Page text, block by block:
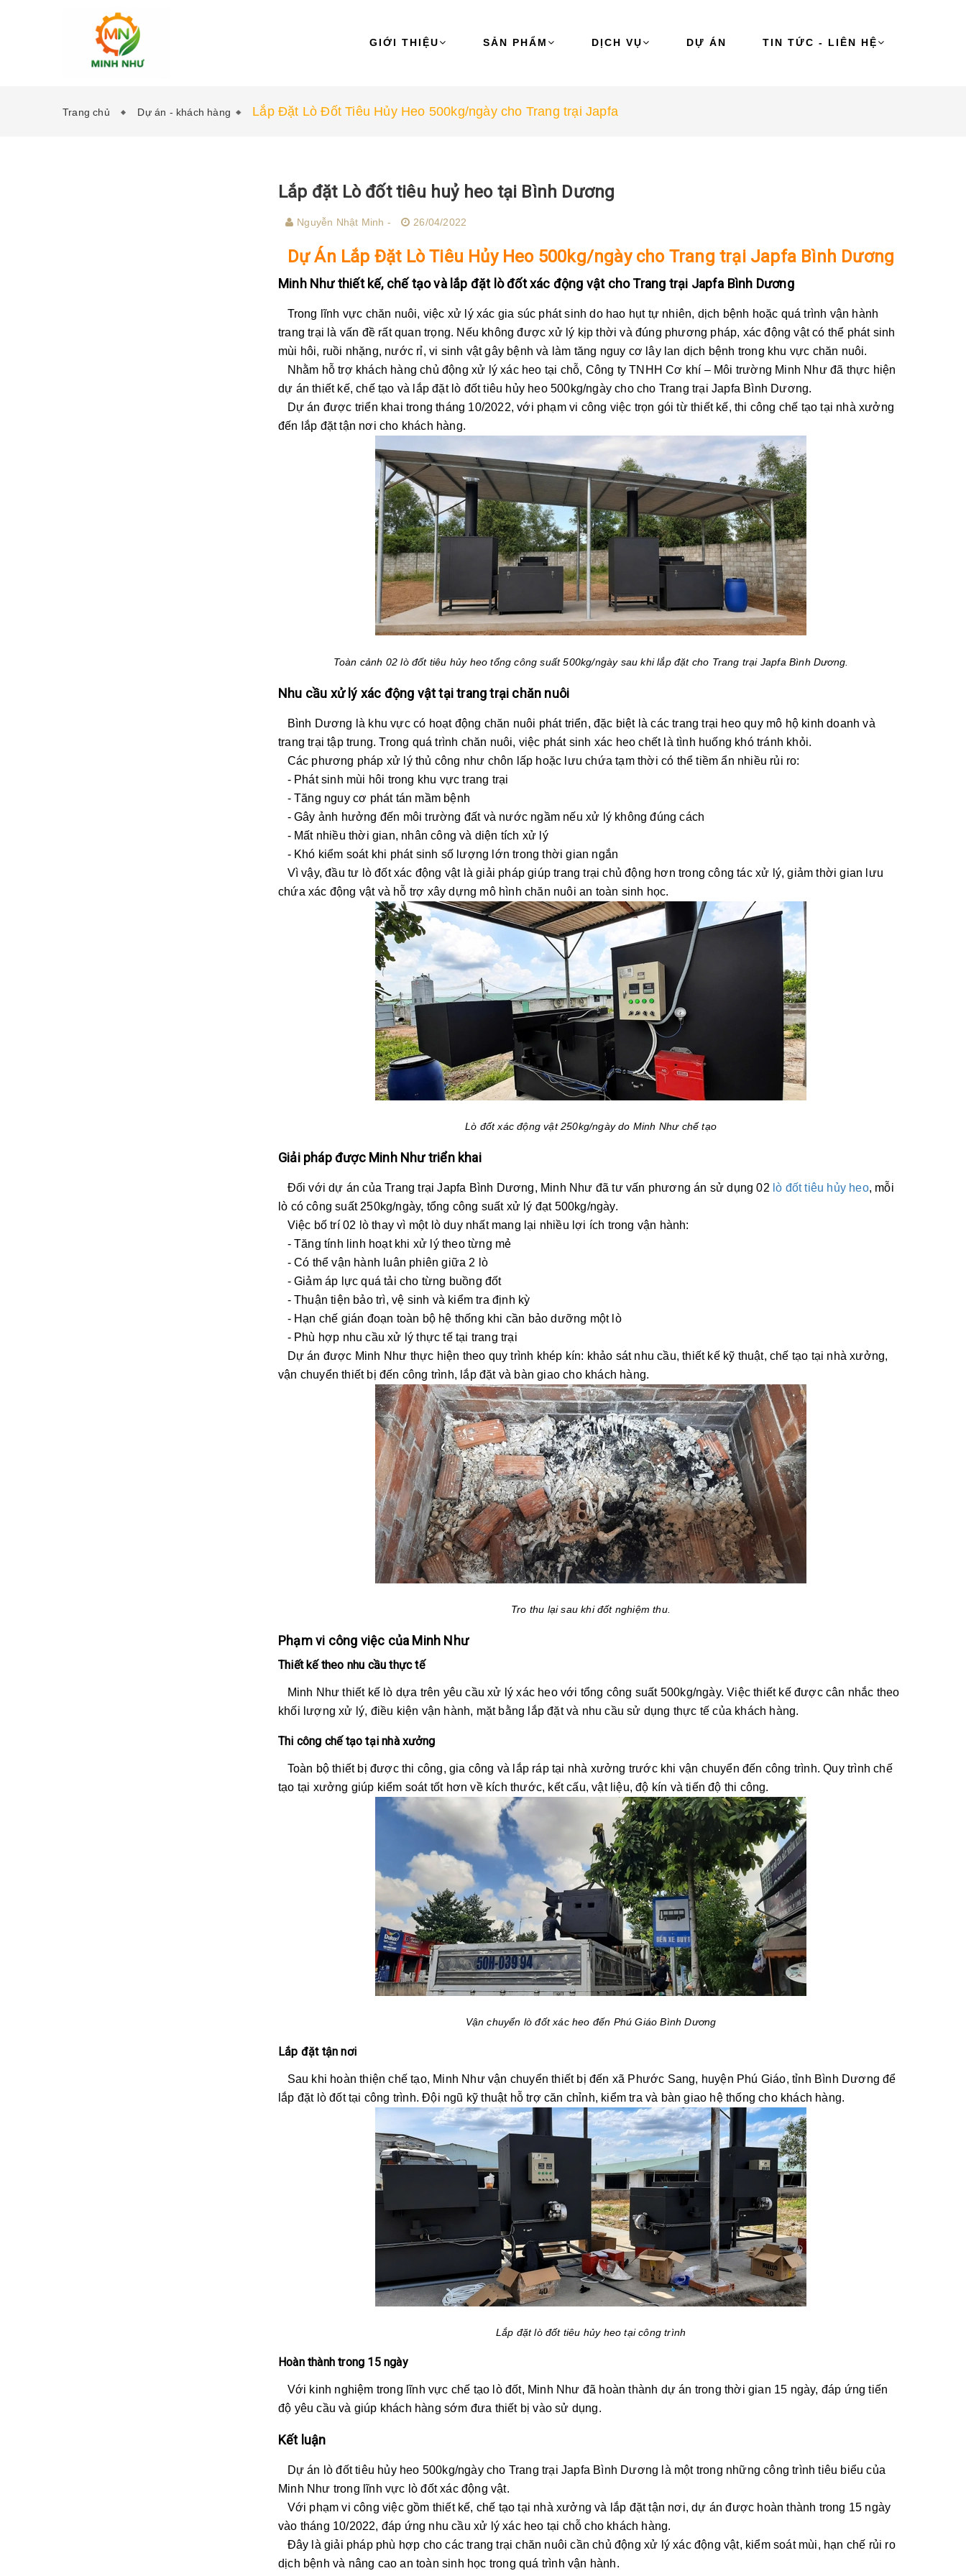
GIỚI THIỆU SẢN PHẨM DỊCH VỤ DỰ ÁN TIN TỨC - LIÊN HỆ
Trang chủ Dự án - khách hàng Lắp Đặt Lò Đốt Tiêu Hủy Heo 500kg/ngày cho Trang trại Japfa
Lắp đặt Lò đốt tiêu huỷ heo tại Bình Dương
Nguyễn Nhật Minh - 26/04/2022
Dự Án Lắp Đặt Lò Tiêu Hủy Heo 500kg/ngày cho Trang trại Japfa Bình Dương
Minh Như thiết kế, chế tạo và lắp đặt lò đốt xác động vật cho Trang trại Japfa Bình Dương
Trong lĩnh vực chăn nuôi, việc xử lý xác gia súc phát sinh do hao hụt tự nhiên, dịch bệnh hoặc quá trình vận hành
trang trại là vấn đề rất quan trọng. Nếu không được xử lý kịp thời và đúng phương pháp, xác động vật có thể phát sinh
mùi hôi, ruồi nhặng, nước rỉ, vi sinh vật gây bệnh và làm tăng nguy cơ lây lan dịch bệnh trong khu vực chăn nuôi.
Nhằm hỗ trợ khách hàng chủ động xử lý xác heo tại chỗ, Công ty TNHH Cơ khí – Môi trường Minh Như đã thực hiện
dự án thiết kế, chế tạo và lắp đặt lò đốt tiêu hủy heo 500kg/ngày cho cho Trang trại Japfa Bình Dương.
Dự án được triển khai trong tháng 10/2022, với phạm vi công việc trọn gói từ thiết kế, thi công chế tạo tại nhà xưởng
đến lắp đặt tận nơi cho khách hàng.
Toàn cảnh 02 lò đốt tiêu hủy heo tổng công suất 500kg/ngày sau khi lắp đặt cho Trang trại Japfa Bình Dương.
Nhu cầu xử lý xác động vật tại trang trại chăn nuôi
Bình Dương là khu vực có hoạt động chăn nuôi phát triển, đặc biệt là các trang trại heo quy mô hộ kinh doanh và
trang trại tập trung. Trong quá trình chăn nuôi, việc phát sinh xác heo chết là tình huống khó tránh khỏi.
Các phương pháp xử lý thủ công như chôn lấp hoặc lưu chứa tạm thời có thể tiềm ẩn nhiều rủi ro:
- Phát sinh mùi hôi trong khu vực trang trại
- Tăng nguy cơ phát tán mầm bệnh
- Gây ảnh hưởng đến môi trường đất và nước ngầm nếu xử lý không đúng cách
- Mất nhiều thời gian, nhân công và diện tích xử lý
- Khó kiểm soát khi phát sinh số lượng lớn trong thời gian ngắn
Vì vậy, đầu tư lò đốt xác động vật là giải pháp giúp trang trại chủ động hơn trong công tác xử lý, giảm thời gian lưu
chứa xác động vật và hỗ trợ xây dựng mô hình chăn nuôi an toàn sinh học.
Lò đốt xác động vật 250kg/ngày do Minh Như chế tạo
Giải pháp được Minh Như triển khai
Đối với dự án của Trang trại Japfa Bình Dương, Minh Như đã tư vấn phương án sử dụng 02 lò đốt tiêu hủy heo, mỗi
lò có công suất 250kg/ngày, tổng công suất xử lý đạt 500kg/ngày.
Việc bố trí 02 lò thay vì một lò duy nhất mang lại nhiều lợi ích trong vận hành:
- Tăng tính linh hoạt khi xử lý theo từng mẻ
- Có thể vận hành luân phiên giữa 2 lò
- Giảm áp lực quá tải cho từng buồng đốt
- Thuận tiện bảo trì, vệ sinh và kiểm tra định kỳ
- Hạn chế gián đoạn toàn bộ hệ thống khi cần bảo dưỡng một lò
- Phù hợp nhu cầu xử lý thực tế tại trang trại
Dự án được Minh Như thực hiện theo quy trình khép kín: khảo sát nhu cầu, thiết kế kỹ thuật, chế tạo tại nhà xưởng,
vận chuyển thiết bị đến công trình, lắp đặt và bàn giao cho khách hàng.
Tro thu lại sau khi đốt nghiệm thu.
Phạm vi công việc của Minh Như
Thiết kế theo nhu cầu thực tế
Minh Như thiết kế lò dựa trên yêu cầu xử lý xác heo với tổng công suất 500kg/ngày. Việc thiết kế được cân nhắc theo
khối lượng xử lý, điều kiện vận hành, mặt bằng lắp đặt và nhu cầu sử dụng thực tế của khách hàng.
Thi công chế tạo tại nhà xưởng
Toàn bộ thiết bị được thi công, gia công và lắp ráp tại nhà xưởng trước khi vận chuyển đến công trình. Quy trình chế
tạo tại xưởng giúp kiểm soát tốt hơn về kích thước, kết cấu, vật liệu, độ kín và tiến độ thi công.
Vận chuyển lò đốt xác heo đến Phú Giáo Bình Dương
Lắp đặt tận nơi
Sau khi hoàn thiện chế tạo, Minh Như vận chuyển thiết bị đến xã Phước Sang, huyện Phú Giáo, tỉnh Bình Dương để
lắp đặt lò đốt tại công trình. Đội ngũ kỹ thuật hỗ trợ căn chỉnh, kiểm tra và bàn giao hệ thống cho khách hàng.
Lắp đặt lò đốt tiêu hủy heo tại công trình
Hoàn thành trong 15 ngày
Với kinh nghiệm trong lĩnh vực chế tạo lò đốt, Minh Như đã hoàn thành dự án trong thời gian 15 ngày, đáp ứng tiến
độ yêu cầu và giúp khách hàng sớm đưa thiết bị vào sử dụng.
Kết luận
Dự án lò đốt tiêu hủy heo 500kg/ngày cho Trang trại Japfa Bình Dương là một trong những công trình tiêu biểu của
Minh Như trong lĩnh vực lò đốt xác động vật.
Với phạm vi công việc gồm thiết kế, chế tạo tại nhà xưởng và lắp đặt tận nơi, dự án được hoàn thành trong 15 ngày
vào tháng 10/2022, đáp ứng nhu cầu xử lý xác heo tại chỗ cho khách hàng.
Đây là giải pháp phù hợp cho các trang trại chăn nuôi cần chủ động xử lý xác động vật, kiểm soát mùi, hạn chế rủi ro
dịch bệnh và nâng cao an toàn sinh học trong quá trình vận hành.